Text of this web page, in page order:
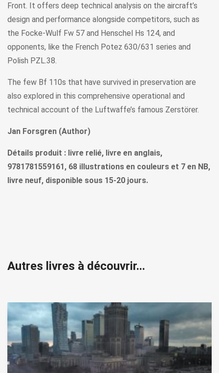
Front. It offers deep technical analysis on the aircraft’s
design and performance alongside competitors, such as
the Focke-Wulf Fw 57 and Henschel Hs 124, and
opponents, like the French Potez 630/631 series and
Polish PZL.38.
The few Bf 110s that have survived in preservation are
also explored in this comprehensive operational and
technical account of the Luftwaffe’s famous Zerstörer.
Jan Forsgren (Author)
Détails produit : livre relié, livre en anglais,
9781781559161, 68 illustrations en couleurs et 7 en NB,
livre neuf, disponible sous 15-20 jours.
Autres livres à découvrir...